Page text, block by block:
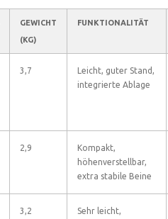
GEWICHT
(KG)
FUNKTIONALITÄT
3,7
Leicht, guter Stand,
integrierte Ablage
2,9
Kompakt,
höhenverstellbar,
extra stabile Beine
3,2
Sehr leicht,